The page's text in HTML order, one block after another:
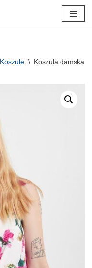
Koszule \ Koszula damska